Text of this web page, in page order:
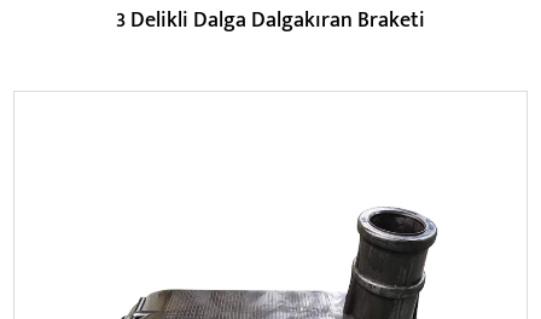
3 Delikli Dalga Dalgakıran Braketi